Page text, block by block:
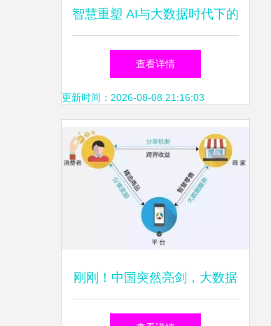
智慧重塑 AI与大数据时代下的
制造业办公救赎
查看详情
更新时间：2026-08-08 21:16:03
刚刚！中国突然亮剑，大数据
服务领域的未来十年将称雄全